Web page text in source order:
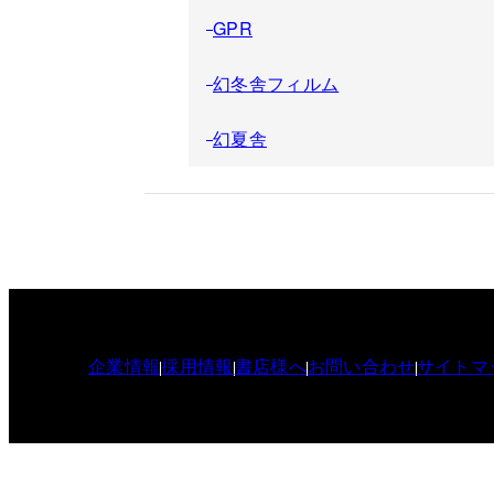
GPR
幻冬舎フィルム
幻夏舎
企業情報採用情報書店様へお問い合わせサイトマ